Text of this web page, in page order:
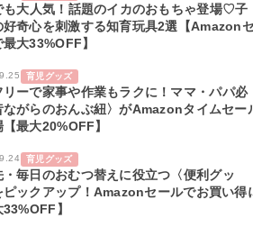
も大人気！話題のイカのおもちゃ登場♡子
好奇心を刺激する知育玩具2選【Amazon
大33%OFF】
育児グッズ
リーで家事や作業もラクに！ママ・パパ必
ながらのおんぶ紐〉がAmazonタイムセー
最大20%OFF】
育児グッズ
・毎日のおむつ替えに役立つ〈便利グッ
ピックアップ！Amazonセールでお買い得
33%OFF】